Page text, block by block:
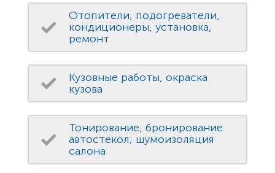
Отопители, подогреватели,
кондиционеры, установка,
ремонт
Кузовные работы, окраска
кузова
Тонирование, бронирование
автостекол; шумоизоляция
салона